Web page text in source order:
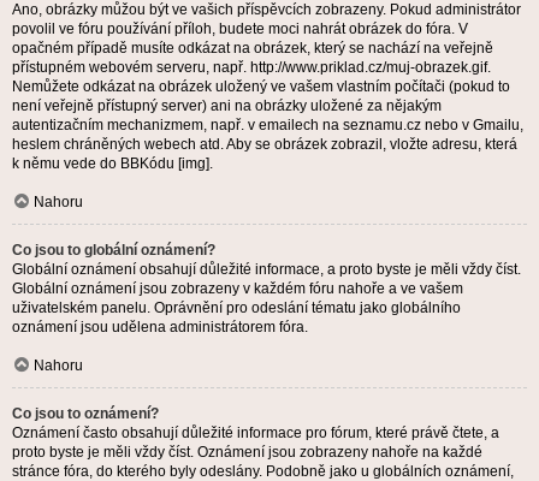
Ano, obrázky můžou být ve vašich příspěvcích zobrazeny. Pokud administrátor
povolil ve fóru používání příloh, budete moci nahrát obrázek do fóra. V
opačném případě musíte odkázat na obrázek, který se nachází na veřejně
přístupném webovém serveru, např. http://www.priklad.cz/muj-obrazek.gif.
Nemůžete odkázat na obrázek uložený ve vašem vlastním počítači (pokud to
není veřejně přístupný server) ani na obrázky uložené za nějakým
autentizačním mechanizmem, např. v emailech na seznamu.cz nebo v Gmailu,
heslem chráněných webech atd. Aby se obrázek zobrazil, vložte adresu, která
k němu vede do BBKódu [img].
Nahoru
Co jsou to globální oznámení?
Globální oznámení obsahují důležité informace, a proto byste je měli vždy číst.
Globální oznámení jsou zobrazeny v každém fóru nahoře a ve vašem
uživatelském panelu. Oprávnění pro odeslání tématu jako globálního
oznámení jsou udělena administrátorem fóra.
Nahoru
Co jsou to oznámení?
Oznámení často obsahují důležité informace pro fórum, které právě čtete, a
proto byste je měli vždy číst. Oznámení jsou zobrazeny nahoře na každé
stránce fóra, do kterého byly odeslány. Podobně jako u globálních oznámení,